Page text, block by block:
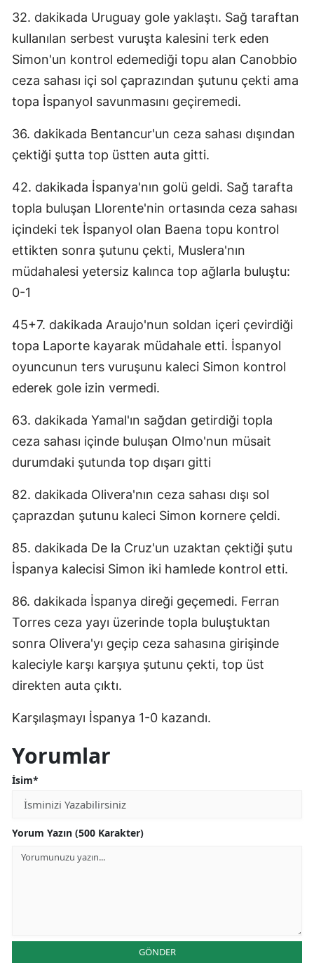
Malatya
Kahramanmaraş
Mardin
Muğla
Nevşehir
Niğde
Ordu
Rize
Samsun
Siirt
Sivas
Trabzon
Şanlıurfa
Uşak
Van
Yozgat
Iğdır
32. dakikada Uruguay gole yaklaştı. Sağ taraftan
kullanılan serbest vuruşta kalesini terk eden
Simon'un kontrol edemediği topu alan Canobbio
ceza sahası içi sol çaprazından şutunu çekti ama
topa İspanyol savunmasını geçiremedi.
36. dakikada Bentancur'un ceza sahası dışından
çektiği şutta top üstten auta gitti.
42. dakikada İspanya'nın golü geldi. Sağ tarafta
topla buluşan Llorente'nin ortasında ceza sahası
içindeki tek İspanyol olan Baena topu kontrol
ettikten sonra şutunu çekti, Muslera'nın
müdahalesi yetersiz kalınca top ağlarla buluştu:
0-1
45+7. dakikada Araujo'nun soldan içeri çevirdiği
topa Laporte kayarak müdahale etti. İspanyol
oyuncunun ters vuruşunu kaleci Simon kontrol
ederek gole izin vermedi.
63. dakikada Yamal'ın sağdan getirdiği topla
ceza sahası içinde buluşan Olmo'nun müsait
durumdaki şutunda top dışarı gitti
82. dakikada Olivera'nın ceza sahası dışı sol
çaprazdan şutunu kaleci Simon kornere çeldi.
85. dakikada De la Cruz'un uzaktan çektiği şutu
İspanya kalecisi Simon iki hamlede kontrol etti.
86. dakikada İspanya direği geçemedi. Ferran
Torres ceza yayı üzerinde topla buluştuktan
sonra Olivera'yı geçip ceza sahasına girişinde
kaleciyle karşı karşıya şutunu çekti, top üst
direkten auta çıktı.
Karşılaşmayı İspanya 1-0 kazandı.
Yorumlar
İsim*
Yorum Yazın (500 Karakter)
GÖNDER